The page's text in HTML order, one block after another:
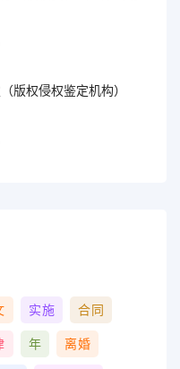
版权侵权鉴定机构）
实施 合同
年 离婚